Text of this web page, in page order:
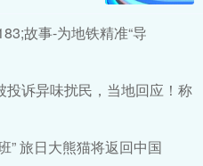
故事-为地铁精准“导
投诉异味扰民，当地回应！称
” 旅日大熊猫将返回中国